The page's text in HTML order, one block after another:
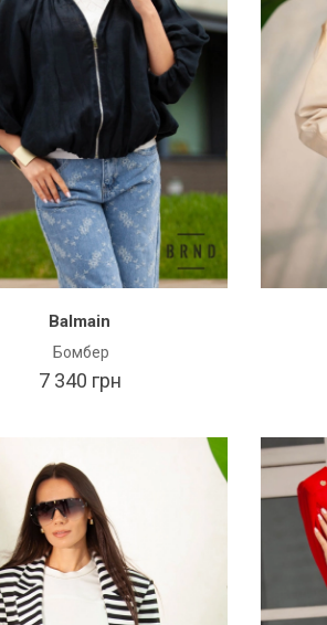
Balmain
Бомбер
7 340 грн